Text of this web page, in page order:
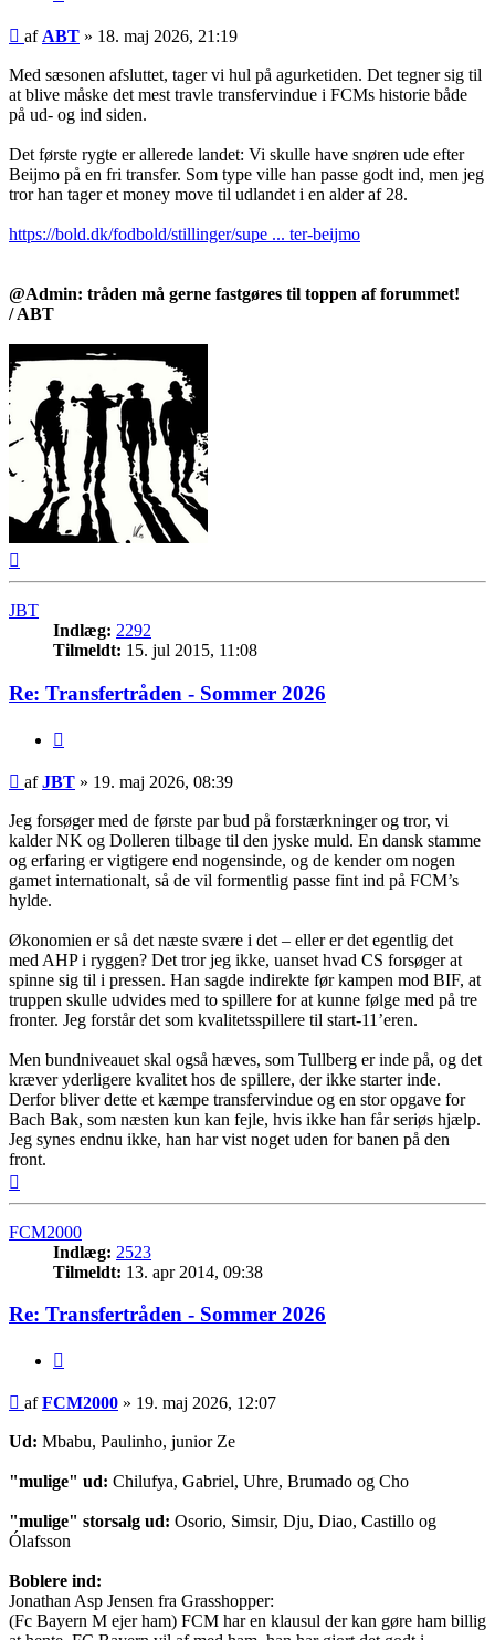
Indlæg
af ABT » 18. maj 2026, 21:19
Med sæsonen afsluttet, tager vi hul på agurketiden. Det tegner sig til
at blive måske det mest travle transfervindue i FCMs historie både
på ud- og ind siden.
Det første rygte er allerede landet: Vi skulle have snøren ude efter
Beijmo på en fri transfer. Som type ville han passe godt ind, men jeg
tror han tager et money move til udlandet i en alder af 28.
https://bold.dk/fodbold/stillinger/supe ... ter-beijmo
@Admin: tråden må gerne fastgøres til toppen af forummet!
/ ABT
JBT
Indlæg: 2292
Tilmeldt: 15. jul 2015, 11:08
Re: Transfertråden - Sommer 2026
Indlæg
afJBT » 19. maj 2026, 08:39
Jeg forsøger med de første par bud på forstærkninger og tror, vi
kalder NK og Dolleren tilbage til den jyske muld. En dansk stamme
og erfaring er vigtigere end nogensinde, og de kender om nogen
gamet internationalt, så de vil formentlig passe fint ind på FCM’s
hylde.
Økonomien er så det næste svære i det – eller er det egentlig det
med AHP i ryggen? Det tror jeg ikke, uanset hvad CS forsøger at
spinne sig til i pressen. Han sagde indirekte før kampen mod BIF, at
truppen skulle udvides med to spillere for at kunne følge med på tre
fronter. Jeg forstår det som kvalitetsspillere til start-11’eren.
Men bundniveauet skal også hæves, som Tullberg er inde på, og det
kræver yderligere kvalitet hos de spillere, der ikke starter inde.
Derfor bliver dette et kæmpe transfervindue og en stor opgave for
Bach Bak, som næsten kun kan fejle, hvis ikke han får seriøs hjælp.
Jeg synes endnu ikke, han har vist noget uden for banen på den
front.
FCM2000
Indlæg: 2523
Tilmeldt: 13. apr 2014, 09:38
Re: Transfertråden - Sommer 2026
Indlæg
afFCM2000 » 19. maj 2026, 12:07
Ud: Mbabu, Paulinho, junior Ze
"mulige" ud: Chilufya, Gabriel, Uhre, Brumado og Cho
"mulige" storsalg ud: Osorio, Simsir, Dju, Diao, Castillo og
Ólafsson
Boblere ind:
Jonathan Asp Jensen fra Grasshopper:
(Fc Bayern M ejer ham) FCM har en klausul der kan gøre ham billig